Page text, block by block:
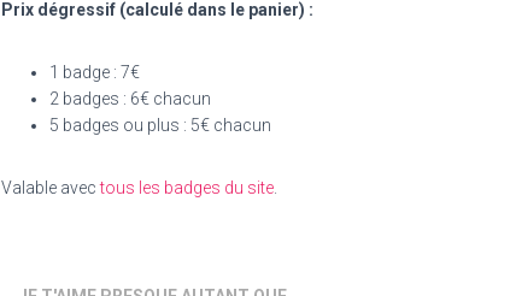
Prix dégressif (calculé dans le panier) :
1 badge : 7€
2 badges : 6€ chacun
5 badges ou plus : 5€ chacun
Valable avectous les badges du site